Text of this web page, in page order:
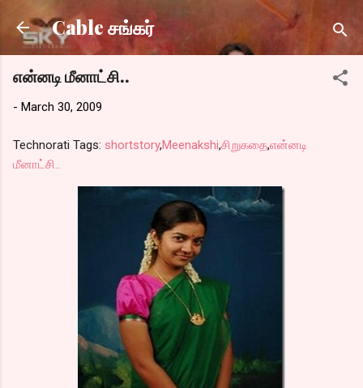
Skip to main content
Cable சங்கர்
என்னடி மீனாட்சி..
- March 30, 2009
Technorati Tags: shortstory,Meenakshi,சிறுகதை,என்னடி
மீனாட்சி..